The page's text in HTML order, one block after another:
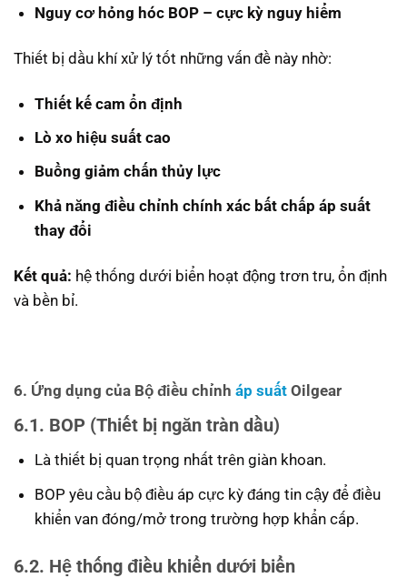
Nguy cơ hỏng hóc BOP – cực kỳ nguy hiểm
Thiết bị dầu khí xử lý tốt những vấn đề này nhờ:
Thiết kế cam ổn định
Lò xo hiệu suất cao
Buồng giảm chấn thủy lực
Khả năng điều chỉnh chính xác bất chấp áp suất
thay đổi
Kết quả: hệ thống dưới biển hoạt động trơn tru, ổn định
và bền bỉ.
6. Ứng dụng của Bộ điều chỉnh áp suất Oilgear
6.1. BOP (Thiết bị ngăn tràn dầu)
Là thiết bị quan trọng nhất trên giàn khoan.
BOP yêu cầu bộ điều áp cực kỳ đáng tin cậy để điều
khiển van đóng/mở trong trường hợp khẩn cấp.
6.2. Hệ thống điều khiển dưới biển